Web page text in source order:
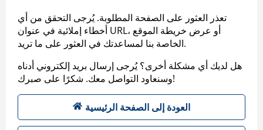
تعذر العثور على الصفحة المطلوبة. يُرجى التحقق من أي
أخطاء إملائية في عنوان URL، أو عرض خريطة الموقع
الخاصة بنا لمساعدتك في العثور على ما تريد.
هل لديك أي مشكلة أخرى؟ يُرجى إرسال بريد إلكتروني أدناه
وسنعاود التواصل معك. شكرًا على صبرك!
العودة إلى الصفحة الرئيسية